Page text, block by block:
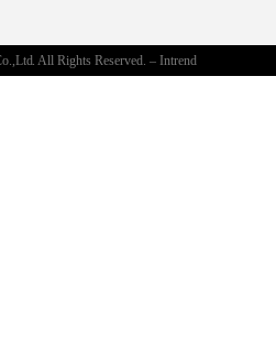
All Rights Reserved. – Intrend